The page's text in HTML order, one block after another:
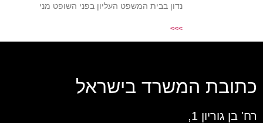
נדון בבית המשפט העליון בפני השופט מני
>>>
כתובת המשרד בישראל
רח' בן גוריון 1,